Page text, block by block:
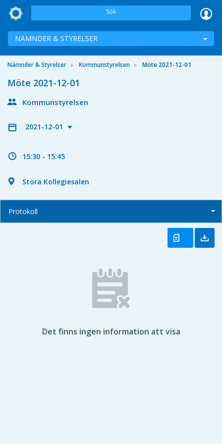
Sök
NÄMNDER & STYRELSER
Nämnder & Styrelser Kommunstyrelsen Möte 2021-12-01
Möte 2021-12-01
Kommunstyrelsen
2021-12-01
15:30 - 15:45
Stora Kollegiesalen
Protokoll
Det finns ingen information att visa